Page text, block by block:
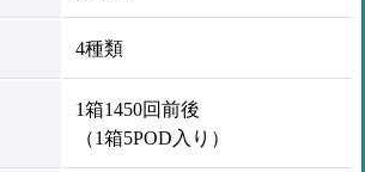
4種類
1箱1450回前後
（1箱5POD入り）